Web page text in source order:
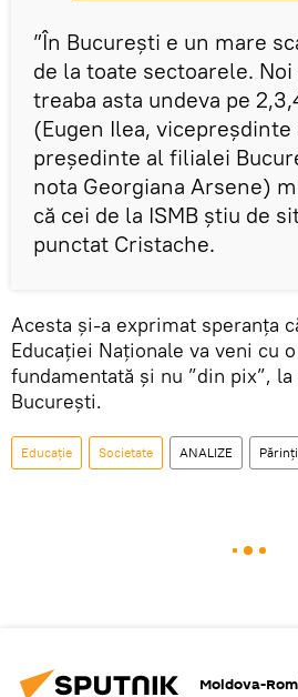
”În București e un mare
de la toate sectoarele.
treaba asta undeva pe
(Eugen Ilea, vicepreșdinte
președinte al filialei
nota Georgiana Arsene)
că cei de la ISMB știu de
punctat Cristache.
Acesta și-a exprimat speranța
Educației Naționale va veni cu
fundamentată și nu ”din pix”,
București.
Educație Societate ANALIZE Părinţi
Moldova-